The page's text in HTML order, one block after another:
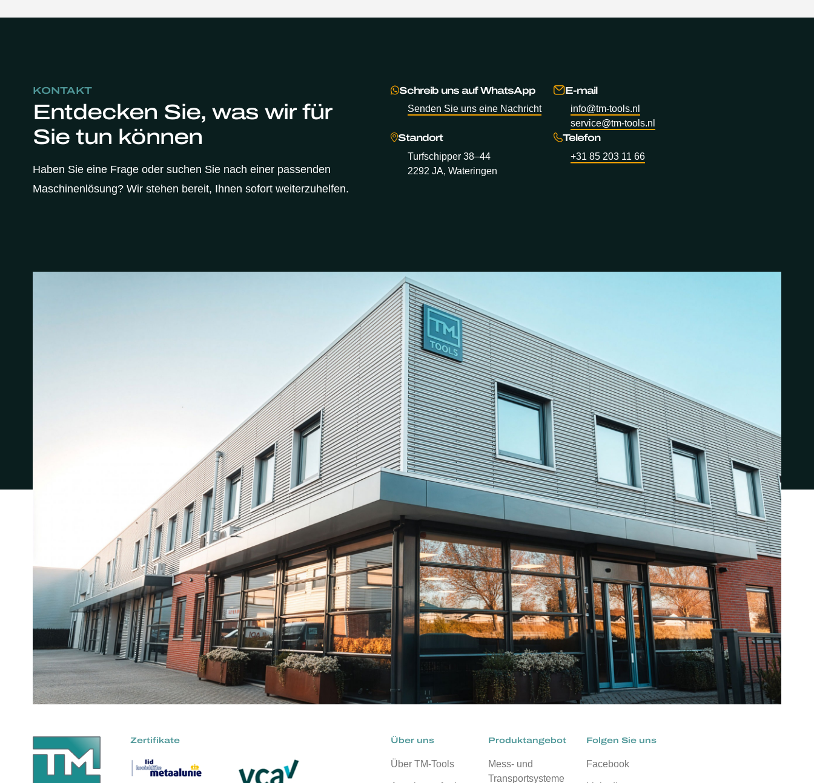
KONTAKT
Entdecken Sie, was wir für
Sie tun können
Haben Sie eine Frage oder suchen Sie nach einer passenden
Maschinenlösung? Wir stehen bereit, Ihnen sofort weiterzuhelfen.
Schreib uns auf WhatsApp
Senden Sie uns eine Nachricht
E-mail
info@tm-tools.nl
service@tm-tools.nl
Standort
Turfschipper 38–44
2292 JA, Wateringen
Telefon
+31 85 203 11 66
Zertifikate Über uns
Über TM-Tools
Produktangebot
Mess- und
Transportsysteme
Folgen Sie uns
Facebook